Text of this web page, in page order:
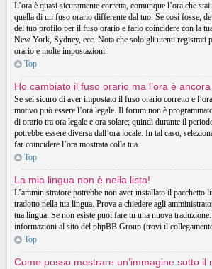
L’ora è quasi sicuramente corretta, comunque l’ora che
quella di un fuso orario differente dal tuo. Se cosí fosse,
del tuo profilo per il fuso orario e farlo coincidere con la
New York, Sydney, ecc. Nota che solo gli utenti registrati
orario e molte impostazioni.
Top
Ho cambiato il fuso orario ma l’ora è
Se sei sicuro di aver impostato il fuso orario corretto e
motivo può essere l’ora legale. Il forum non è
di orario tra ora legale e ora solare; quindi durante il
potrebbe essere diversa dall’ora locale. In tal caso,
far coincidere l’ora mostrata colla tua.
Top
La mia lingua non è nella lista!
L’amministratore potrebbe non aver installato il pacchetto
tradotto nella tua lingua. Prova a chiedere agli
tua lingua. Se non esiste puoi fare tu una nuova
informazioni al sito del phpBB Group (trovi il
Top
Come posso mostrare un’immagine sotto il